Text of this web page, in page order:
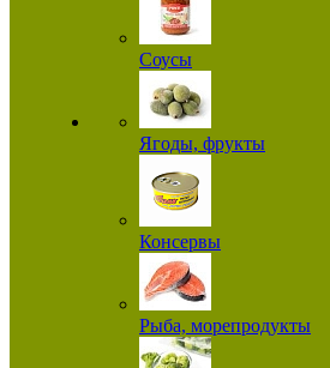
Соусы
Ягоды, фрукты
Консервы
Рыба, морепродукты